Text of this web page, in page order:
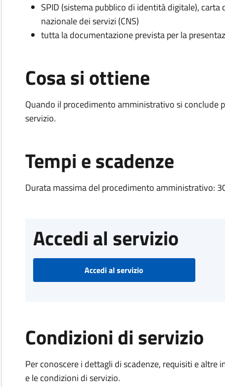
SPID (sistema pubblico di identità digitale), carta
nazionale dei servizi (CNS)
tutta la documentazione prevista per la
Cosa si ottiene
Quando il procedimento amministrativo si conclude
servizio.
Tempi e scadenze
Durata massima del procedimento amministrativo:
Accedi al servizio
Accedi al servizio
Condizioni di servizio
Per conoscere i dettagli di scadenze, requisiti e
e le condizioni di servizio.